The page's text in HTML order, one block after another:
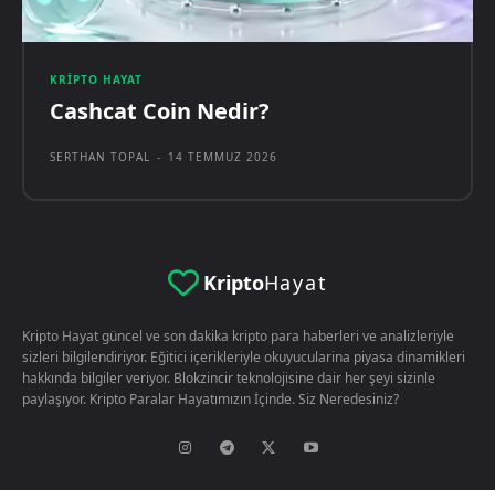
KRIPTO HAYAT
Cashcat Coin Nedir?
SERTHAN TOPAL - 14 TEMMUZ 2026
KriptoHayat
Kripto Hayat güncel ve son dakika kripto para haberleri ve analizleriyle
sizleri bilgilendiriyor. Eğitici içerikleriyle okuyucularina piyasa dinamikleri
hakkında bilgiler veriyor. Blokzincir teknolojisine dair her şeyi sizinle
paylaşıyor. Kripto Paralar Hayatımızın İçinde. Siz Neredesiniz?